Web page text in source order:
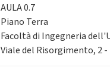
AULA 0.7
Piano Terra
Facoltà di Ingegneria
Viale del Risorgimento, 2